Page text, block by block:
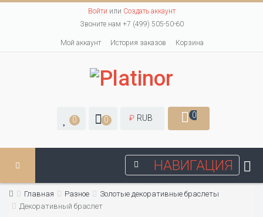
Войти или Создать аккаунт
Звоните нам +7 (499) 505-50-60
Мой аккаунт История заказов Корзина
0 0 ₽ RUB 0
НАВИГАЦИЯ
Главная Разное
Золотые декоративные браслеты
Декоративный браслет